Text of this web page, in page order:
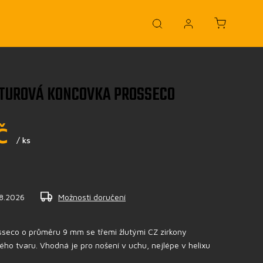
/ ks
o průměru 9 mm se třemi žlutými CZ zirkony
tvaru. Vhodná je pro nošení v uchu, nejlépe v helixu
Možnosti doručení
KONCOVKA PROSSECO